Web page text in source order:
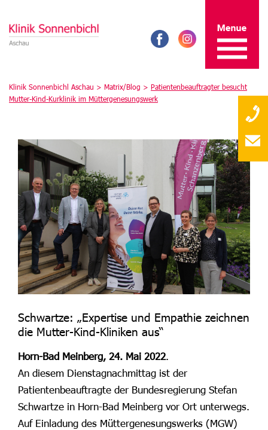
Klinik Sonnenbichl Aschau > Matrix/Blog > Patientenbeauftragter besucht
Mutter-Kind-Kurklinik im Müttergenesungswerk
Schwartze: „Expertise und Empathie zeichnen
die Mutter-Kind-Kliniken aus“
Horn-Bad Meinberg, 24. Mai 2022.
An diesem Dienstagnachmittag ist der
Patientenbeauftragte der Bundesregierung Stefan
Schwartze in Horn-Bad Meinberg vor Ort unterwegs.
Auf Einladung des Müttergenesungswerks (MGW)